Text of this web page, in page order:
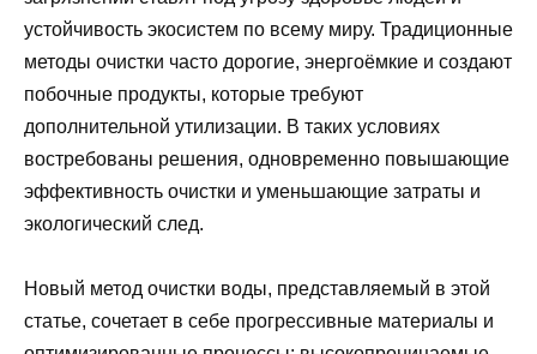
устойчивость экосистем по всему миру. Традиционные
методы очистки часто дорогие, энергоёмкие и создают
побочные продукты, которые требуют
дополнительной утилизации. В таких условиях
востребованы решения, одновременно повышающие
эффективность очистки и уменьшающие затраты и
экологический след.
Новый метод очистки воды, представляемый в этой
статье, сочетает в себе прогрессивные материалы и